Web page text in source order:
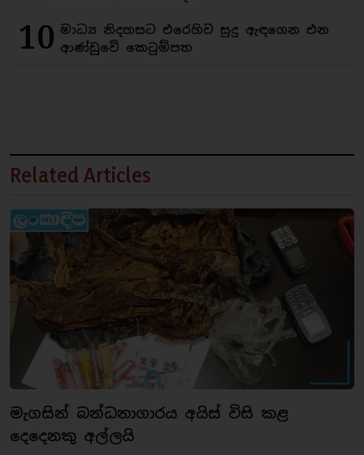
10 මාධ්‍ය නිදහසට එරෙහිව සුදු ඇඳගෙන එන
ආණ්ඩුවේ කෙටුම්පත
Related Articles
මැගසින් බන්ධනාගාරය අයිස් විසි කළ
දෙදෙනකු අල්ලයි